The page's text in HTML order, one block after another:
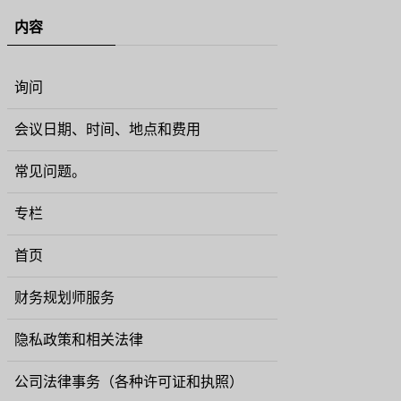
内容
询问
会议日期、时间、地点和费用
常见问题。
专栏
首页
财务规划师服务
隐私政策和相关法律
公司法律事务（各种许可证和执照）